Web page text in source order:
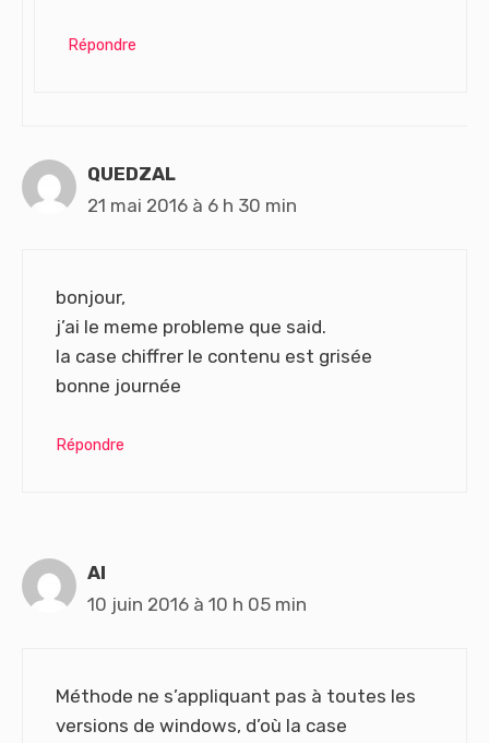
Répondre
QUEDZAL
21 mai 2016 à 6 h 30 min
bonjour,
j’ai le meme probleme que said.
la case chiffrer le contenu est grisée
bonne journée
Répondre
Al
10 juin 2016 à 10 h 05 min
Méthode ne s’appliquant pas à toutes les
versions de windows, d’où la case